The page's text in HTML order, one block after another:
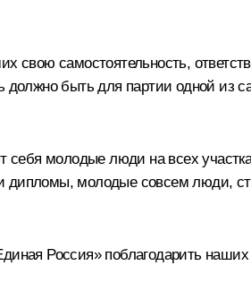
самостоятельность,
должно быть для партии одной из
молодые люди на всех
дипломы, молодые совсем люди,
Россия» поблагодарить